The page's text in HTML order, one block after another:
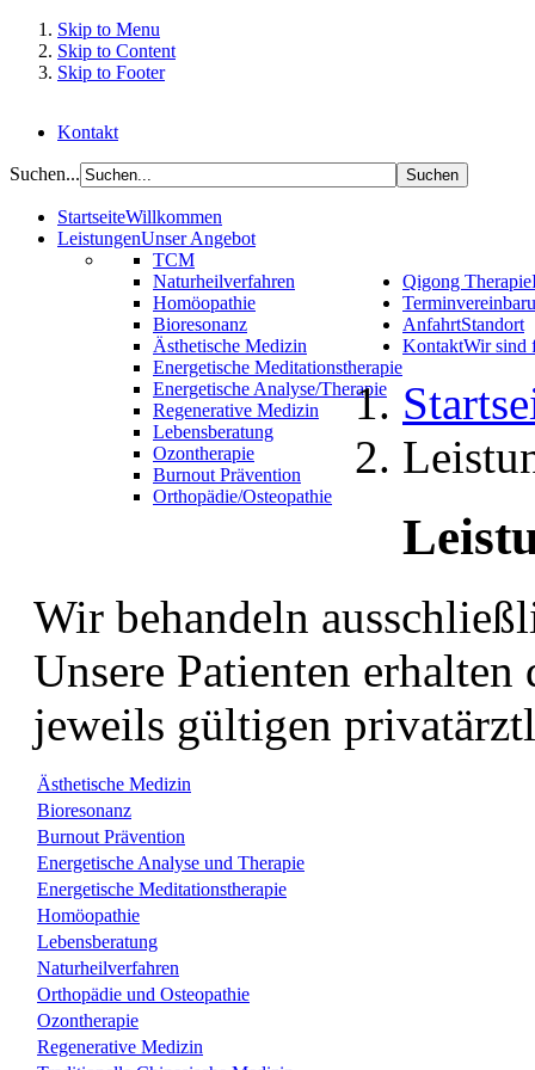
Skip to Menu
Skip to Content
Skip to Footer
Kontakt
Suchen...
StartseiteWillkommen
LeistungenUnser Angebot
TCM
Naturheilverfahren
Homöopathie
Bioresonanz
Ästhetische Medizin
Energetische Meditationstherapie
Energetische Analyse/Therapie
Regenerative Medizin
Lebensberatung
Ozontherapie
Burnout Prävention
Orthopädie/Osteopathie
Qigong Therapie
AnfahrtStandort
KontaktWir sind
Wir behandeln
Unsere Patienten
jeweils gültigen
Ästhetische Medizin
Bioresonanz
Burnout Prävention
Energetische Analyse und Therapie
Energetische Meditationstherapie
Homöopathie
Lebensberatung
Naturheilverfahren
Orthopädie und Osteopathie
Ozontherapie
Regenerative Medizin